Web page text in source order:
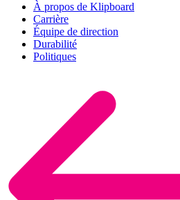
À propos de Klipboard
Carrière
Équipe de direction
Durabilité
Politiques